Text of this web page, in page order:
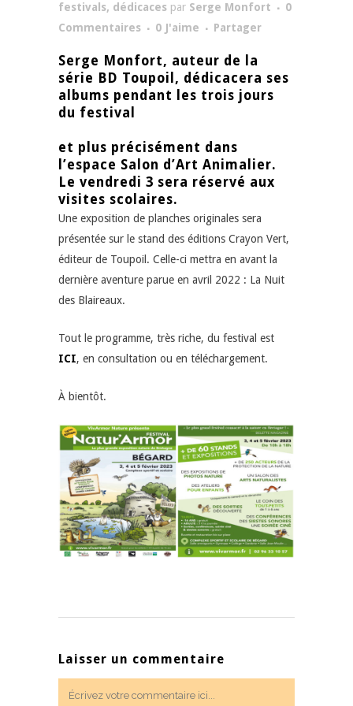
festivals, dédicaces par Serge Monfort
0
Commentaires
0 J'aime Partager
Serge Monfort, auteur de la
série BD Toupoil, dédicacera ses
albums pendant les trois jours
du festival
et plus précisément dans
l’espace Salon d’Art Animalier.
Le vendredi 3 sera réservé aux
visites scolaires.
Une exposition de planches originales sera
présentée sur le stand des éditions Crayon Vert,
éditeur de Toupoil. Celle-ci mettra en avant la
dernière aventure parue en avril 2022 : La Nuit
des Blaireaux.
Tout le programme, très riche, du festival est
ICI, en consultation ou en téléchargement.
À bientôt.
Laisser un commentaire